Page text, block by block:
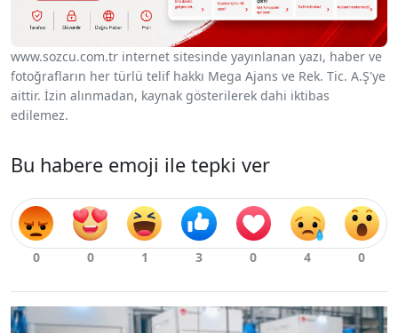
www.sozcu.com.tr internet sitesinde yayınlanan yazı, haber ve
fotoğrafların her türlü telif hakkı Mega Ajans ve Rek. Tic. A.Ş'ye
aittir. İzin alınmadan, kaynak gösterilerek dahi iktibas
edilemez.
Bu habere emoji ile tepki ver